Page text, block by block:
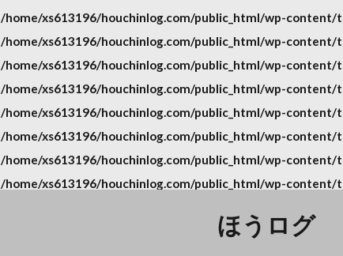
/home/xs613196/houchinlog.com/public_html/wp-
/home/xs613196/houchinlog.com/public_html/wp-
/home/xs613196/houchinlog.com/public_html/wp-
/home/xs613196/houchinlog.com/public_html/wp-
/home/xs613196/houchinlog.com/public_html/wp-
/home/xs613196/houchinlog.com/public_html/wp-
/home/xs613196/houchinlog.com/public_html/wp-
/home/xs613196/houchinlog.com/public_html/wp-
ほうログ